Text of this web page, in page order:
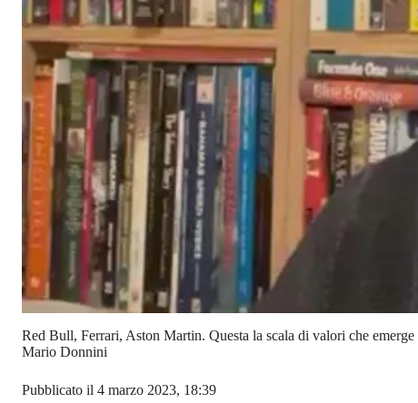
Red Bull, Ferrari, Aston Martin. Questa la scala di valori che
Mario Donnini
Pubblicato il 4 marzo 2023, 18:39